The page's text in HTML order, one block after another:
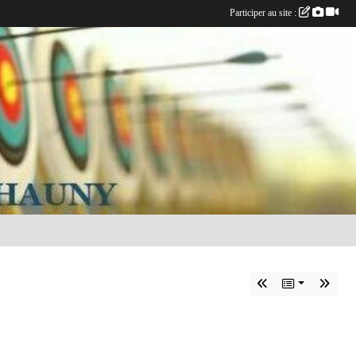
Participer au site :